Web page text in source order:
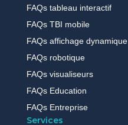
FAQs tableau interactif
FAQs TBI mobile
FAQs affichage dynamique
FAQs robotique
FAQs visualiseurs
FAQs Education
FAQs Entreprise
Services